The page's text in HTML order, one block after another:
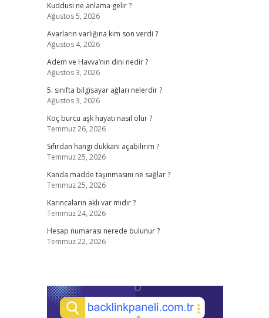
Kuddusi ne anlama gelir ?
Ağustos 5, 2026
Avarların varlığına kim son verdi ?
Ağustos 4, 2026
Adem ve Havva’nın dini nedir ?
Ağustos 3, 2026
5. sınıfta bilgisayar ağları nelerdir ?
Ağustos 3, 2026
Koç burcu aşk hayatı nasıl olur ?
Temmuz 26, 2026
Sıfırdan hangi dükkanı açabilirim ?
Temmuz 25, 2026
Kanda madde taşınmasını ne sağlar ?
Temmuz 25, 2026
Karıncaların aklı var mıdır ?
Temmuz 24, 2026
Hesap numarası nerede bulunur ?
Temmuz 22, 2026